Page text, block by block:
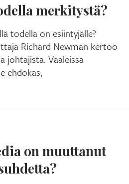
merkitystä?
todella on esiintyjälle?
Richard Newman kertoo
johtajista. Vaaleissa
ehdokas,
on muuttanut